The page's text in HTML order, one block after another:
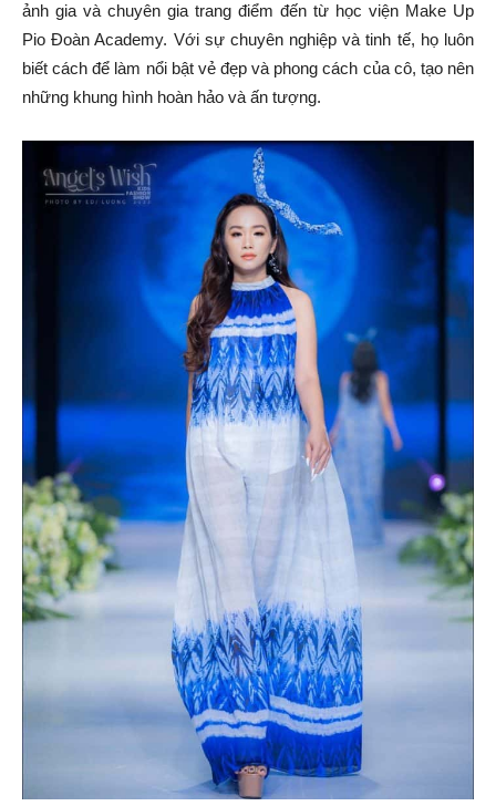
ảnh gia và chuyên gia trang điểm đến từ học viện Make Up
Pio Đoàn Academy. Với sự chuyên nghiệp và tinh tế, họ luôn
biết cách để làm nổi bật vẻ đẹp và phong cách của cô, tạo nên
những khung hình hoàn hảo và ấn tượng.